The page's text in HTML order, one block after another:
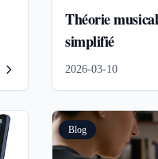
Théorie
simplifié
2026-03-10
Blog